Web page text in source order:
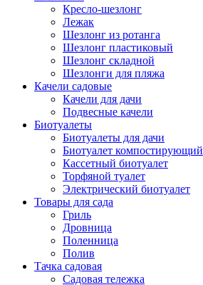
Кресло-шезлонг
Лежак
Шезлонг из ротанга
Шезлонг пластиковый
Шезлонг складной
Шезлонги для пляжа
Качели садовые
Качели для дачи
Подвесные качели
Биотуалеты
Биотуалеты для дачи
Биотуалет компостирующий
Кассетный биотуалет
Торфяной туалет
Электрический биотуалет
Товары для сада
Гриль
Дровница
Поленница
Полив
Тачка садовая
Садовая тележка